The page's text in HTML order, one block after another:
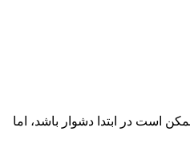
است در ابتدا دشوار باشد، اما